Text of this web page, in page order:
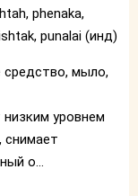
phenaka,
punalai (инд)
мыло,
уровнем
снимает
о...